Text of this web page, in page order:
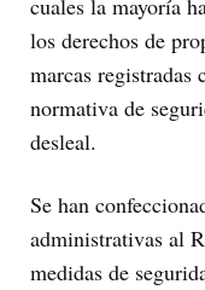
cuales la mayoría
los derechos de
marcas
normativa de
desleal.
Se han
administrativas al
medidas de